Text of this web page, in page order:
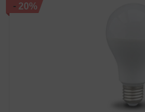
-20%